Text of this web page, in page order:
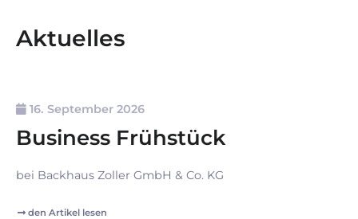
Aktuelles
16. September 2026
Business Frühstück
bei Backhaus Zoller GmbH & Co. KG
den Artikel lesen